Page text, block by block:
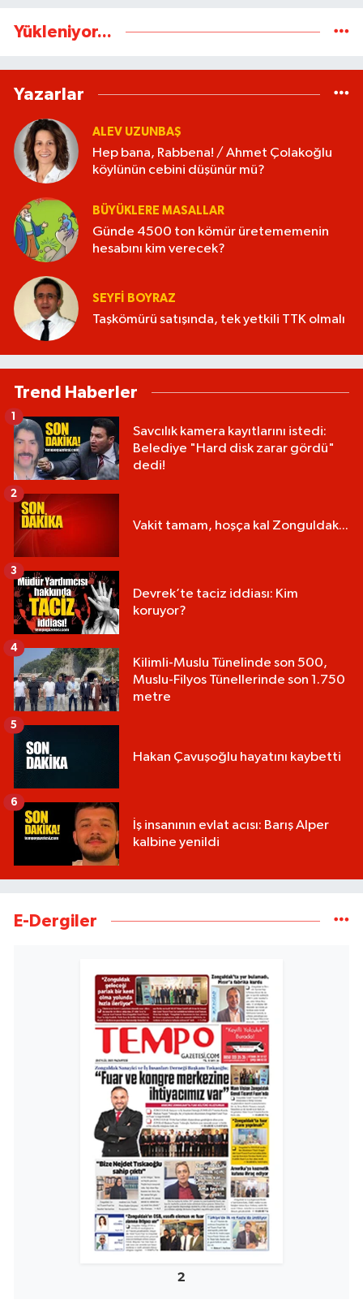
Yükleniyor...
Yazarlar
ALEV UZUNBAŞ
Hep bana, Rabbena! / Ahmet Çolakoğlu
köylünün cebini düşünür mü?
BÜYÜKLERE MASALLAR
Günde 4500 ton kömür üretememenin
hesabını kim verecek?
SEYFI BOYRAZ
Taşkömürü satışında, tek yetkili TTK olmalı
Trend Haberler
Savcılık kamera kayıtlarını istedi:
Belediye "Hard disk zarar gördü"
dedi!
1
Vakit tamam, hoşça kal Zonguldak...
2
Devrek’te taciz iddiası: Kim
koruyor?
3
Kilimli-Muslu Tünelinde son 500,
Muslu-Filyos Tünellerinde son 1.750
metre
4
Hakan Çavuşoğlu hayatını kaybetti
5
İş insanının evlat acısı: Barış Alper
kalbine yenildi
6
E-Dergiler
2